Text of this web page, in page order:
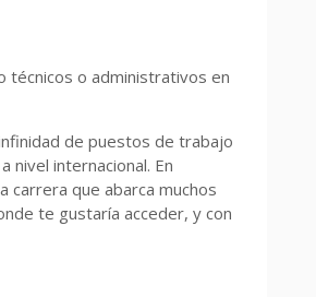
técnicos o administrativos en
de puestos de trabajo
nivel internacional. En
carrera que abarca muchos
te gustaría acceder, y con